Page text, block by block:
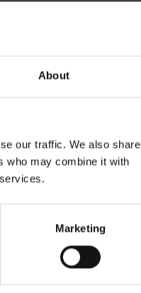
About
our traffic. We also share
who may combine it with
Marketing